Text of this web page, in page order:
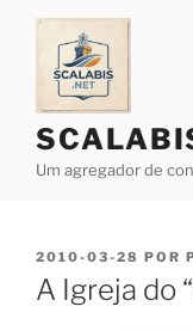
Saltar
conteúdo
Um agregador de
PUBLICADO
EM
2010-03-28 POR
A Igreja do